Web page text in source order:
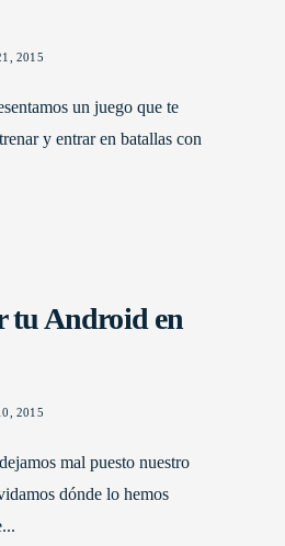
2015
un juego que te
y entrar en batallas con
tu Android en
2015
mal puesto nuestro
dónde lo hemos
...